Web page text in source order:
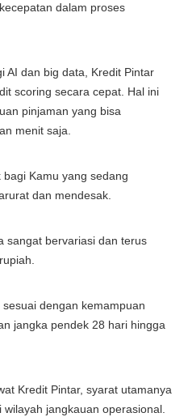
dalam proses
AI dan big data, Kredit Pintar
scoring secara cepat. Hal ini
pinjaman yang bisa
menit saja.
Kamu yang sedang
dan mendesak.
sangat bervariasi dan terus
dengan kemampuan
jangka pendek 28 hari hingga
Kredit Pintar, syarat utamanya
jangkauan operasional.